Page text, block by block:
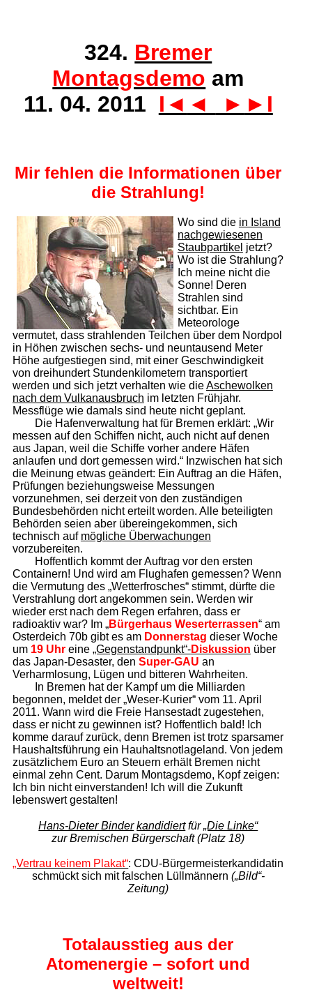
324. Bremer
Montagsdemo am
11. 04. 2011 I◄ ◄ ► ►I
Mir fehlen die Informationen über
die Strahlung!
Wo sind die in Island
nachgewiesenen
Staubpartikel jetzt?
Wo ist die Strahlung?
Ich meine nicht die
Sonne! Deren
Strahlen sind
sichtbar. Ein
Meteorologe
vermutet, dass strahlenden Teilchen über dem Nordpol
in Höhen zwischen sechs- und neuntausend Meter
Höhe aufgestiegen sind, mit einer Geschwindigkeit
von dreihundert Stundenkilometern transportiert
werden und sich jetzt verhalten wie dieAschewolken
nach dem Vulkanausbruch im letzten Frühjahr.
Messflüge wie damals sind heute nicht geplant.
Die Hafenverwaltung hat für Bremen erklärt: „Wir
messen auf den Schiffen nicht, auch nicht auf denen
aus Japan, weil die Schiffe vorher andere Häfen
anlaufen und dort gemessen wird.“ Inzwischen hat sich
die Meinung etwas geändert: Ein Auftrag an die Häfen,
Prüfungen beziehungsweise Messungen
vorzunehmen, sei derzeit von den zuständigen
Bundesbehörden nicht erteilt worden. Alle beteiligten
Behörden seien aber übereingekommen, sich
technisch auf mögliche Überwachungen
vorzubereiten.
Hoffentlich kommt der Auftrag vor den ersten
Containern! Und wird am Flughafen gemessen? Wenn
die Vermutung des „Wetterfrosches“ stimmt, dürfte die
Verstrahlung dort angekommen sein. Werden wir
wieder erst nach dem Regen erfahren, dass er
radioaktiv war? Im „Bürgerhaus Weserterrassen“ am
Osterdeich 70b gibt es am Donnerstag dieser Woche
um 19 Uhreine „Gegenstandpunkt“-Diskussion über
das Japan-Desaster, den Super-GAU an
Verharmlosung, Lügen und bitteren Wahrheiten.
In Bremen hat der Kampf um die Milliarden
begonnen, meldet der „Weser-Kurier“ vom 11. April
2011. Wann wird die Freie Hansestadt zugestehen,
dass er nicht zu gewinnen ist? Hoffentlich bald! Ich
komme darauf zurück, denn Bremen ist trotz sparsamer
Haushaltsführung ein Hauhaltsnotlageland. Von jedem
zusätzlichem Euro an Steuern erhält Bremen nicht
einmal zehn Cent. Darum Montagsdemo, Kopf zeigen:
Ich bin nicht einverstanden! Ich will die Zukunft
lebenswert gestalten!
Hans-Dieter Binder kandidiertfür„Die Linke“
zur Bremischen Bürgerschaft (Platz 18)
„Vertrau keinem Plakat“: CDU-Bürgermeisterkandidatin
schmückt sich mit falschen Lüllmännern („Bild“-
Zeitung)
Totalausstieg aus der
Atomenergie – sofort und
weltweit!